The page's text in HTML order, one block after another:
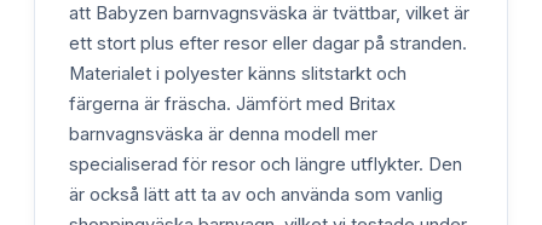
att Babyzen barnvagnsväska är tvättbar, vilket är
ett stort plus efter resor eller dagar på stranden.
Materialet i polyester känns slitstarkt och
färgerna är fräscha. Jämfört med Britax
barnvagnsväska är denna modell mer
specialiserad för resor och längre utflykter. Den
är också lätt att ta av och använda som vanlig